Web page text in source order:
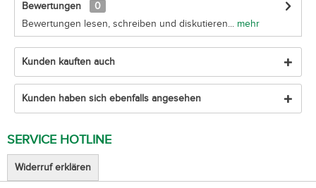
Bewertungen
0
Bewertungen lesen, schreiben und diskutieren... mehr
Kunden kauften auch
Kunden haben sich ebenfalls angesehen
SERVICE HOTLINE
Widerruf erklären